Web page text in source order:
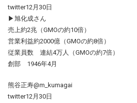
twitter12月30日
▶旭化成さん
売上約2兆（GMOの約10倍）
営業利益約2000億（GMOの約8倍）
従業員数 連結4万人（GMOの約7倍）
創部 1946年4月
熊谷正寿@m_kumagai
twitter12月30日